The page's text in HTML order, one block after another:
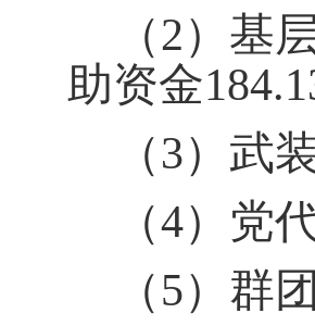
（2）基
助资金
（3）武
（4）党
（5）群